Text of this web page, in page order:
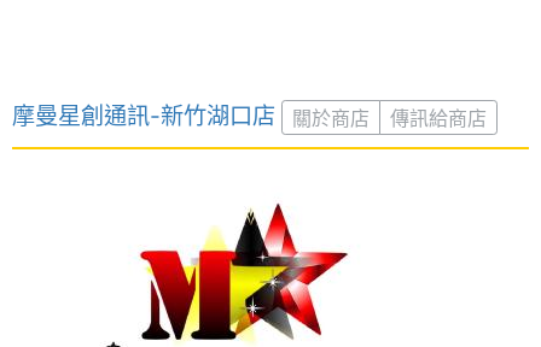
摩曼星創通訊-新竹湖口店 關於商店 傳訊給商店